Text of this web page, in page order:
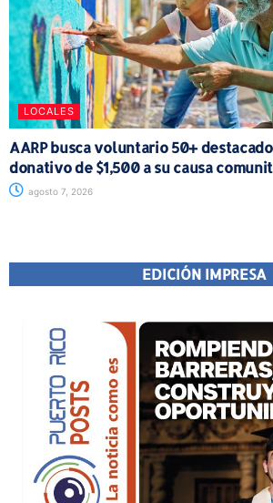
LOCALES
AARP busca voluntario 50+
donativo de $1,500 a su causa
agosto 7, 2026
EDICIÓN IMPRESA